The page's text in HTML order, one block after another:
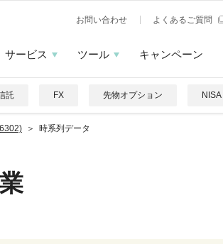
お問い合わせ よくあるご質問
サービス ツール キャンペーン
託 FX 先物オプション NISA
時系列データ